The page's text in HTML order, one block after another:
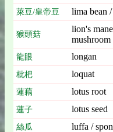
萊豆/皇帝豆 lima bean
猴頭菇
lion's
mushroom
龍眼 longan
枇杷 loquat
蓮藕 lotus root
蓮子 lotus seed
絲瓜 luffa /